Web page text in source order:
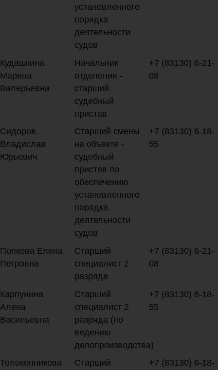
установленного
порядка
деятельности
судов
Кудашкина
Марина
Валерьевна
Начальник
отделения -
старший
судебный
пристав
+7 (83130) 6-21-
08
Сидоров
Владислав
Юрьевич
Старший смены
на объекте -
судебный
пристав по
обеспечению
установленного
порядка
деятельности
судов
+7 (83130) 6-18-
55
Попкова Елена
Петровна
Старший
специалист 2
разряда
+7 (83130) 6-21-
08
Карпунина
Алена
Васильевна
Старший
специалист 2
разряда (по
ведению
делопроизводства)
+7 (83130) 6-18-
55
Толоконникова
Старший
+7 (83130) 6-18-